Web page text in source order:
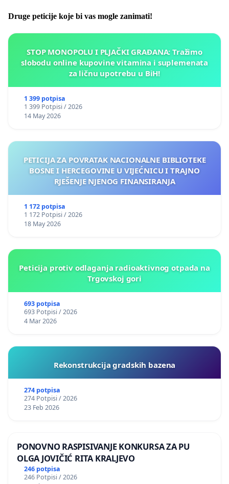
Druge peticije koje bi vas mogle zanimati!
STOP MONOPOLU I PLJAČKI GRAĐANA: Tražimo
slobodu online kupovine vitamina i suplemenata
za ličnu upotrebu u BiH!
1 399 potpisa
1 399 Potpisi / 2026
14 May 2026
PETICIJA ZA POVRATAK NACIONALNE BIBLIOTEKE
BOSNE I HERCEGOVINE U VIJEĆNICU I TRAJNO
RJEŠENJE NJENOG FINANSIRANJA
1 172 potpisa
1 172 Potpisi / 2026
18 May 2026
Peticija protiv odlaganja radioaktivnog otpada na
Trgovskoj gori
693 potpisa
693 Potpisi / 2026
4 Mar 2026
Rekonstrukcija gradskih bazena
274 potpisa
274 Potpisi / 2026
23 Feb 2026
PONOVNO RASPISIVANJE KONKURSA ZA PU
OLGA JOVIČIĆ RITA KRALJEVO
246 potpisa
246 Potpisi / 2026